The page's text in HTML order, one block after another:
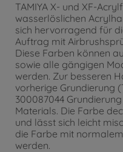
TAMIYA X- und XF-
wasserlöslichen
sich hervorragend für
Auftrag mit
Diese Farben können
sowie alle gängigen
werden. Zur besseren
vorherige Grundierung
300087044
Materials. Die Farbe
und lässt sich leicht
die Farbe mit
werden.